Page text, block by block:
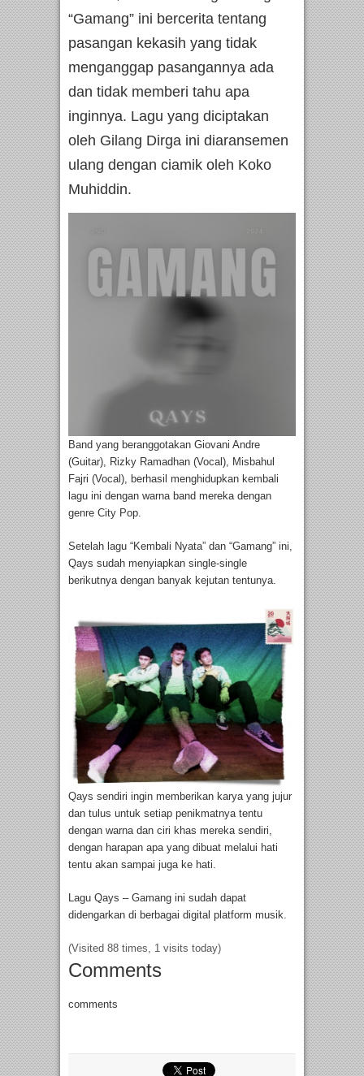
“Gamang” ini bercerita tentang
pasangan kekasih yang tidak
menganggap pasangannya ada
dan tidak memberi tahu apa
inginnya. Lagu yang diciptakan
oleh Gilang Dirga ini diaransemen
ulang dengan ciamik oleh Koko
Muhiddin.
Band yang beranggotakan Giovani Andre
(Guitar), Rizky Ramadhan (Vocal), Misbahul
Fajri (Vocal), berhasil menghidupkan kembali
lagu ini dengan warna band mereka dengan
genre City Pop.
Setelah lagu “Kembali Nyata” dan “Gamang” ini,
Qays sudah menyiapkan single-single
berikutnya dengan banyak kejutan tentunya.
Qays sendiri ingin memberikan karya yang jujur
dan tulus untuk setiap penikmatnya tentu
dengan warna dan ciri khas mereka sendiri,
dengan harapan apa yang dibuat melalui hati
tentu akan sampai juga ke hati.
Lagu Qays – Gamang ini sudah dapat
didengarkan di berbagai digital platform musik.
(Visited 88 times, 1 visits today)
Comments
comments